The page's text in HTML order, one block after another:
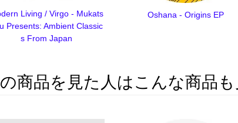
Living / Virgo - Mukats
Presents: Ambient Classic
s From Japan
Oshana - Origins EP
商品を見た人はこんな商品